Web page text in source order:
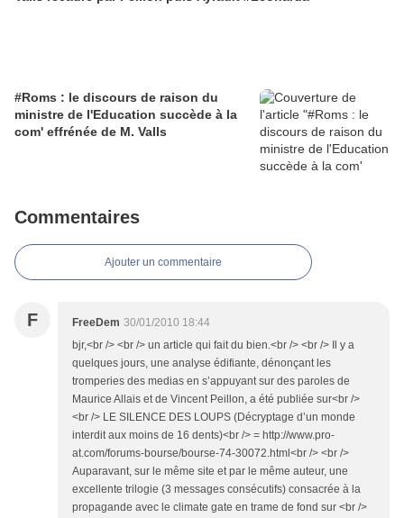
#Roms : le discours de raison du
ministre de l'Education succède à la
com' effrénée de M. Valls
Commentaires
Ajouter un commentaire
F FreeDem 30/01/2010 18:44
bjr,<br /> <br /> un article qui fait du bien.<br /> <br /> Il y a
quelques jours, une analyse édifiante, dénonçant les
tromperies des medias en s’appuyant sur des paroles de
Maurice Allais et de Vincent Peillon, a été publiée sur<br />
<br /> LE SILENCE DES LOUPS (Décryptage d’un monde
interdit aux moins de 16 dents)<br /> = http://www.pro-
at.com/forums-bourse/bourse-74-30072.html<br /> <br />
Auparavant, sur le même site et par le même auteur, une
excellente trilogie (3 messages consécutifs) consacrée à la
propagande avec le climate gate en trame de fond sur <br />